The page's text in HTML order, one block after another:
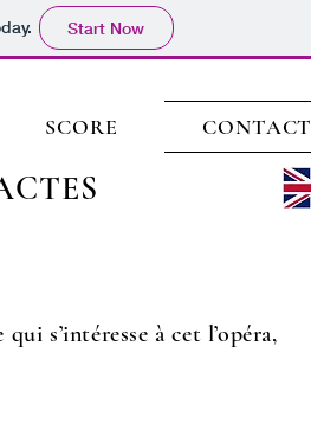
Start Now
SCORE CONTACT
s’intéresse à cet l’opéra,